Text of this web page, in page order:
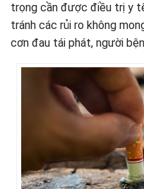
trọng cần được điều trị y
tránh các rủi ro không
cơn đau tái phát, người